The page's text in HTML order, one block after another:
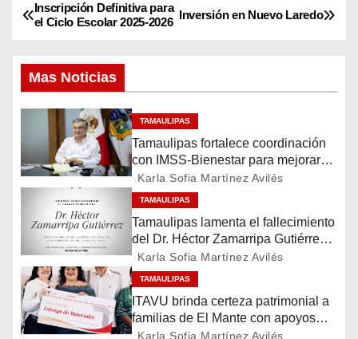
N
v
e
g
a
c
i
ó
n
Inversión en Nuevo Laredo
Inscripción Definitiva para
el Ciclo Escolar 2025-2026
Mas Noticias
TAMAULIPAS
Tamaulipas fortalece coordinación
con IMSS-Bienestar para mejorar
servicios de salud
Karla Sofia Martínez Avilés
TAMAULIPAS
Tamaulipas lamenta el fallecimiento
del Dr. Héctor Zamarripa Gutiérrez,
destacado servidor de la salud
Karla Sofia Martínez Avilés
TAMAULIPAS
ITAVU brinda certeza patrimonial a
familias de El Mante con apoyos
para mejorar sus viviendas
Karla Sofia Martínez Avilés